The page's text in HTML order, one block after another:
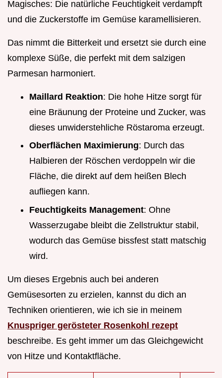
Magisches: Die natürliche Feuchtigkeit verdampft
und die Zuckerstoffe im Gemüse karamellisieren.
Das nimmt die Bitterkeit und ersetzt sie durch eine
komplexe Süße, die perfekt mit dem salzigen
Parmesan harmoniert.
Maillard Reaktion: Die hohe Hitze sorgt für
eine Bräunung der Proteine und Zucker, was
dieses unwiderstehliche Röstaroma erzeugt.
Oberflächen Maximierung: Durch das
Halbieren der Röschen verdoppeln wir die
Fläche, die direkt auf dem heißen Blech
aufliegen kann.
Feuchtigkeits Management: Ohne
Wasserzugabe bleibt die Zellstruktur stabil,
wodurch das Gemüse bissfest statt matschig
wird.
Um dieses Ergebnis auch bei anderen
Gemüsesorten zu erzielen, kannst du dich an
Techniken orientieren, wie ich sie in meinem
Knuspriger gerösteter Rosenkohl rezept
beschreibe. Es geht immer um das Gleichgewicht
von Hitze und Kontaktfläche.